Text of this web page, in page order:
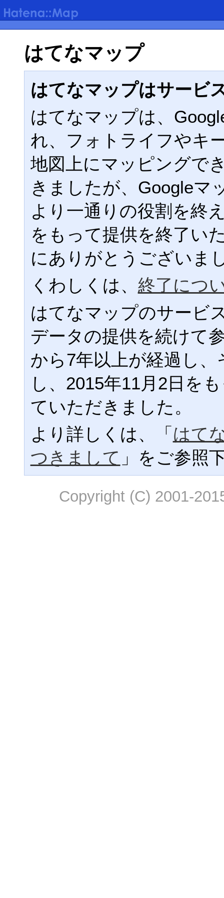
はてなマップ
はてなマップはサービ
はてなマップは、
れ、フォトライフやキ
地図上にマッピングで
きましたが、Googleマ
より一通りの役割を終
をもって提供を終了い
にありがとうございま
くわしくは、 終了につ
はてなマップのサービ
データの提供を続けて
から7年以上が経過し
し、2015年11月2日を
ていただきました。
より詳しくは、「 はて
つきまして 」をご参照
Copyright (C) 2001-